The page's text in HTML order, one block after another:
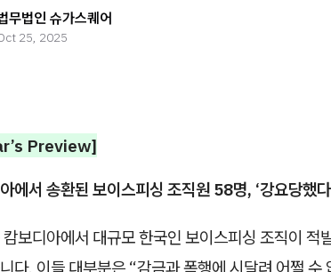
무법인 슈가스퀘어
25, 2025
Preview]
에서 송환된 보이스피싱 조직원 58명, ‘강요당했
캄보디아에서 대규모 한국인 보이스피싱 조직이
다. 이들 대부분은 “감금과 폭행에 시달려 어쩔